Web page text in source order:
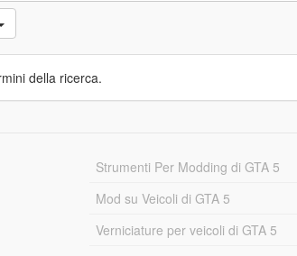
della ricerca.
Strumenti Per Modding di GTA 5
Mod su Veicoli di GTA 5
Verniciature per veicoli di GTA 5